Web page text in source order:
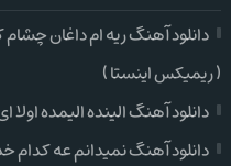
دانلود آهنگ ریه ام داغان
( ریمیکس اینستا )
دانلود آهنگ الینده الیمده
دانلود آهنگ نمیدانم عه کدام